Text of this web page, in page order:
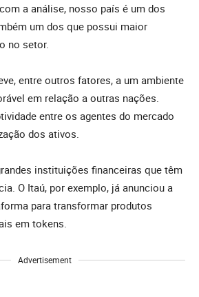
a análise, nosso país é um dos
um dos que possui maior
no setor.
entre outros fatores, a um ambiente
em relação a outras nações.
entre os agentes do mercado
dos ativos.
instituições financeiras que têm
O Itaú, por exemplo, já anunciou a
para transformar produtos
em tokens.
Advertisement